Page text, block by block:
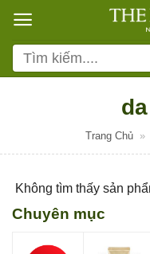
qua
nội
dung
Tìm
kiếm:
Trang Chủ »
Không tìm thấy sản
Chuyên mục